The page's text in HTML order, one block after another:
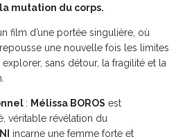
mutation du corps.
film d’une portée singulière, où
repousse une nouvelle fois les limites
sans détour, la fragilité et la
: Mélissa BOROS est
véritable révélation du
incarne une femme forte et